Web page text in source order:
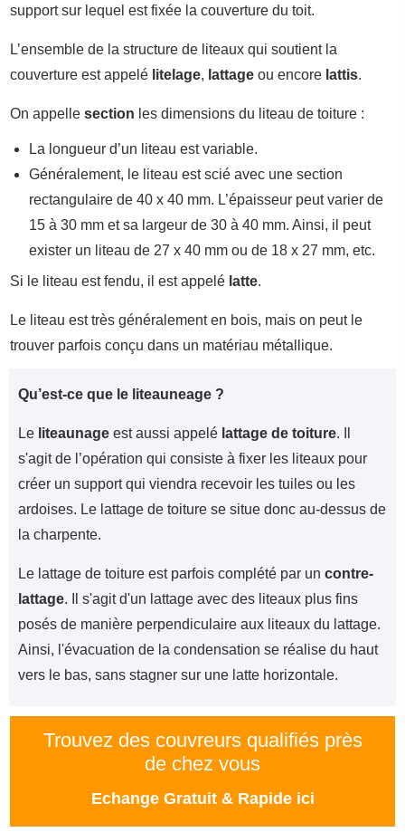
support sur lequel est fixée la couverture du toit.
L’ensemble de la structure de liteaux qui soutient la
couverture est appelé litelage, lattage ou encore lattis.
On appelle section les dimensions du liteau de toiture :
La longueur d’un liteau est variable.
Généralement, le liteau est scié avec une section
rectangulaire de 40 x 40 mm. L’épaisseur peut varier de
15 à 30 mm et sa largeur de 30 à 40 mm. Ainsi, il peut
exister un liteau de 27 x 40 mm ou de 18 x 27 mm, etc.
Si le liteau est fendu, il est appelé latte.
Le liteau est très généralement en bois, mais on peut le
trouver parfois conçu dans un matériau métallique.
Qu’est-ce que le liteauneage ?
Le liteaunage est aussi appelé lattage de toiture. Il
s'agit de l’opération qui consiste à fixer les liteaux pour
créer un support qui viendra recevoir les tuiles ou les
ardoises. Le lattage de toiture se situe donc au-dessus de
la charpente.
Le lattage de toiture est parfois complété par un contre-
lattage. Il s'agit d'un lattage avec des liteaux plus fins
posés de manière perpendiculaire aux liteaux du lattage.
Ainsi, l'évacuation de la condensation se réalise du haut
vers le bas, sans stagner sur une latte horizontale.
Trouvez des couvreurs qualifiés près
de chez vous
Echange Gratuit & Rapide ici